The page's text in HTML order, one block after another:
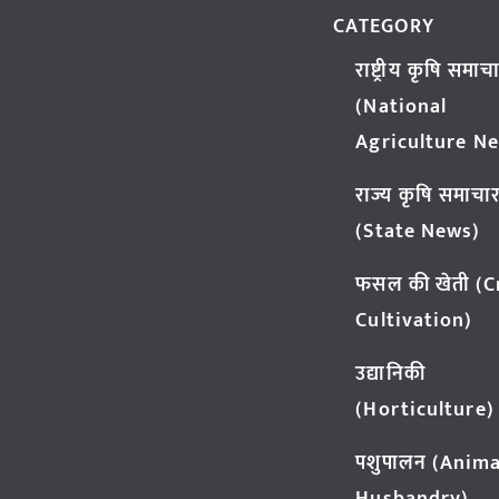
CATEGORY
राष्ट्रीय कृषि
(National
Agriculture
राज्य कृषि
(State News)
फसल की खेती
Cultivation)
उद्यानिकी
(Horticulture)
पशुपालन